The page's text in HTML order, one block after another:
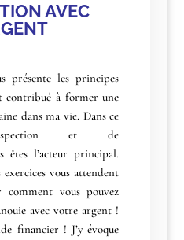
AVEC
présente les principes
contribué à former une
dans ma vie. Dans ce
et de
êtes l’acteur principal.
vous attendent
vous pouvez
avec votre argent !
financier ! J’y évoque